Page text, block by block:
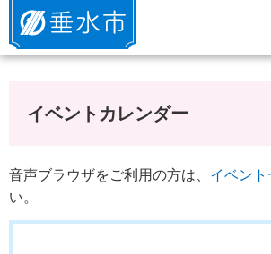
垂水市
イベントカレンダー
音声ブラウザをご利用の方は、 イベント
い。